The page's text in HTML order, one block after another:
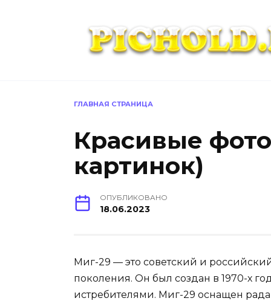
ГЛАВНАЯ СТРАНИЦА
Красивые
картинок)
ОПУБЛИКОВАНО
18.06.2023
Миг-29 — это советский и
поколения. Он был создан в 1970-х
истребителями. Миг-29 оснащен